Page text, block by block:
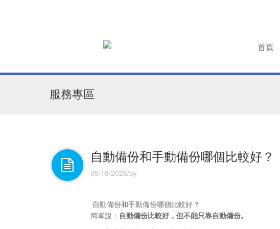
首頁
服務專區
自動備份和手動備份哪個比較好？
05/18/2026/by
自動備份和手動備份哪個比較好？
簡單說： 自動備份比較好，但不能只靠自動備份。